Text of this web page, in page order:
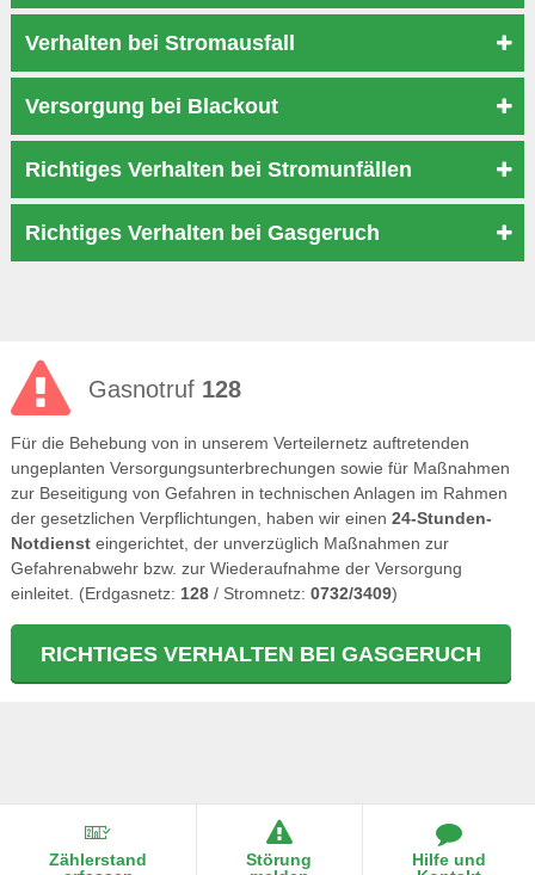
Verhalten bei Stromausfall
Versorgung bei Blackout
Richtiges Verhalten bei Stromunfällen
Richtiges Verhalten bei Gasgeruch
Gasnotruf 128
Für die Behebung von in unserem Verteilernetz auftretenden
ungeplanten Versorgungsunterbrechungen sowie für Maßnahmen
zur Beseitigung von Gefahren in technischen Anlagen im Rahmen
der gesetzlichen Verpflichtungen, haben wir einen 24-Stunden-
Notdienst eingerichtet, der unverzüglich Maßnahmen zur
Gefahrenabwehr bzw. zur Wiederaufnahme der Versorgung
einleitet. (Erdgasnetz: 128 / Stromnetz: 0732/3409)
RICHTIGES VERHALTEN BEI GASGERUCH
Zählerstand
Störung
Hilfe und